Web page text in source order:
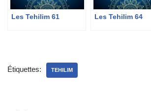
Les Tehilim 61 Les Tehilim 64
Étiquettes: TEHILIM